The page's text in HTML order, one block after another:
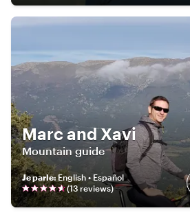
Marc and Xavi
Mountain guide
Je parle:English • Español
(13 reviews)